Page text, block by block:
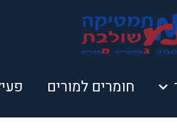
חומרים למורים